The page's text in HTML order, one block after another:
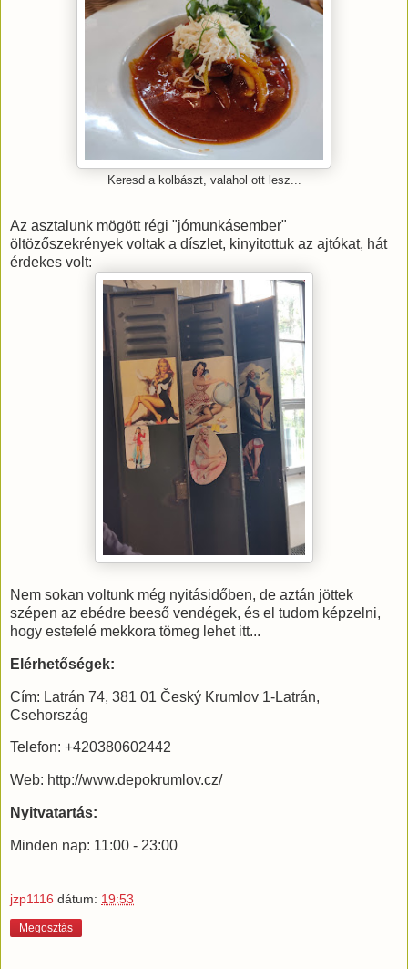
Keresd a kolbászt, valahol ott lesz...
Az asztalunk mögött régi "jómunkásember"
öltözőszekrények voltak a díszlet, kinyitottuk az ajtókat, hát
érdekes volt:
Nem sokan voltunk még nyitásidőben, de aztán jöttek
szépen az ebédre beeső vendégek, és el tudom képzelni,
hogy estefelé mekkora tömeg lehet itt...
Elérhetőségek:
Cím: Latrán 74, 381 01 Český Krumlov 1-Latrán,
Csehország
Telefon: +420380602442
Web: http://www.depokrumlov.cz/
Nyitvatartás:
Minden nap: 11:00 - 23:00
jzp1116 dátum: 19:53
Megosztás